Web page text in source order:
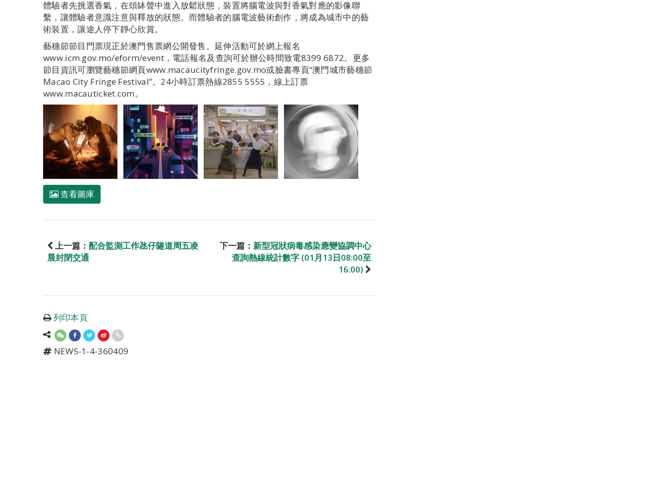
體驗者先挑選香氣，在頌缽聲中進入放鬆狀態，裝置將腦電波與對香氣對應的影像聯
繫，讓體驗者意識注意與釋放的狀態。而體驗者的腦電波藝術創作，將成為城市中的藝
術裝置，讓途人停下靜心欣賞。
藝穗節節目門票現正於澳門售票網公開發售。延伸活動可於網上報名
www.icm.gov.mo/eform/event，電話報名及查詢可於辦公時間致電8399 6872。更多
節目資訊可瀏覽藝穗節網頁www.macaucityfringe.gov.mo或臉書專頁“澳門城市藝穗節
Macao City Fringe Festival”。24小時訂票熱線2855 5555，線上訂票
www.macauticket.com。
查看圖庫
上一篇： 配合監測工作氹仔隧道周五凌
晨封閉交通
下一篇： 新型冠狀病毒感染應變協調中心
查詢熱線統計數字 (01月13日08:00至
16:00)
列印本頁
NEWS-1-4-360409